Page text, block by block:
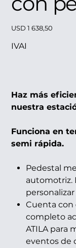
Precio
USD 1 638,50
IVAI
Haz más
nuestra
Funciona en
semi rápida.
Pedestal
automotriz.
Cuenta con
completo
ATILA para
eventos de